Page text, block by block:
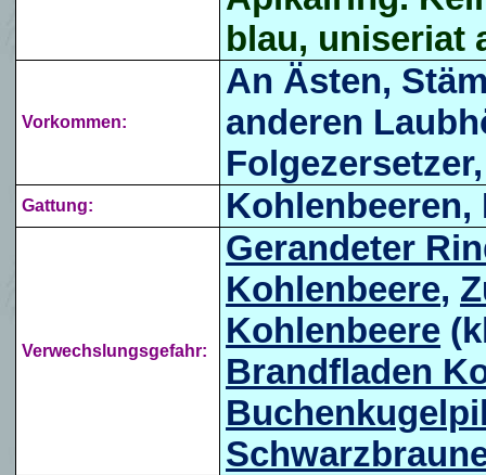
blau, uniseriat
Vorkommen:
An Ästen,
anderen
Gattung: Kohlenbeeren,
Verwechslungsgefahr:
Gerandeter
Kohlenbeere,
Kohlenbeere
Brandfladen